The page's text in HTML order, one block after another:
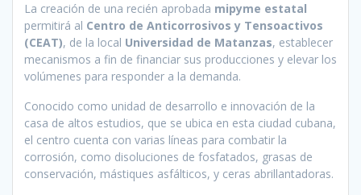
La creación de una recién aprobada mipyme estatal
permitirá al Centro de Anticorrosivos y Tensoactivos
(CEAT), de la local Universidad de Matanzas, establecer
mecanismos a fin de financiar sus producciones y elevar los
volúmenes para responder a la demanda.
Conocido como unidad de desarrollo e innovación de la
casa de altos estudios, que se ubica en esta ciudad cubana,
el centro cuenta con varias líneas para combatir la
corrosión, como disoluciones de fosfatados, grasas de
conservación, mástiques asfálticos, y ceras abrillantadoras.